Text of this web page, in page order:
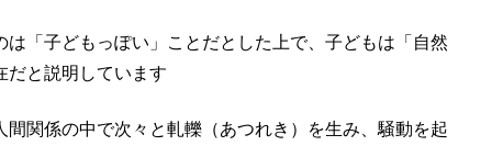
「子どもっぽい」ことだとした上で、子どもは「自然
だと説明しています
関係の中で次々と軋轢（あつれき）を生み、騒動を起